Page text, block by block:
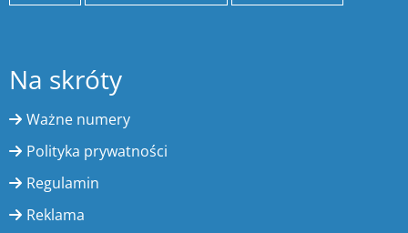
Na skróty
Ważne numery
Polityka prywatności
Regulamin
Reklama